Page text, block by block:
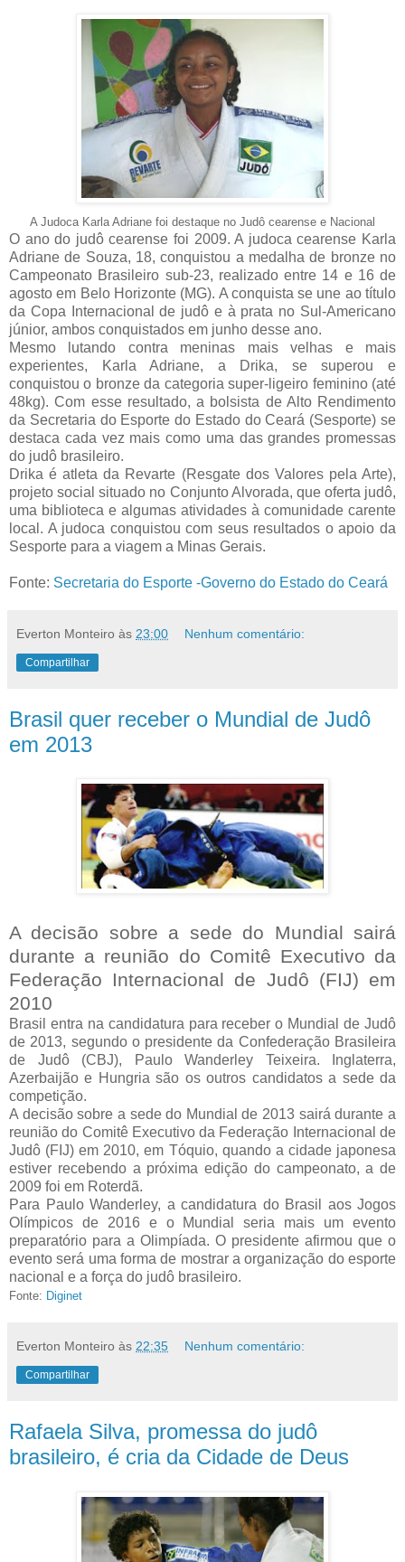
A Judoca Karla Adriane foi destaque no Judô cearense e Nacional
O ano do judô cearense foi 2009. A judoca cearense Karla
Adriane de Souza, 18, conquistou a medalha de bronze no
Campeonato Brasileiro sub-23, realizado entre 14 e 16 de
agosto em Belo Horizonte (MG). A conquista se une ao título
da Copa Internacional de judô e à prata no Sul-Americano
júnior, ambos conquistados em junho desse ano.
Mesmo lutando contra meninas mais velhas e mais
experientes, Karla Adriane, a Drika, se superou e
conquistou o bronze da categoria super-ligeiro feminino (até
48kg). Com esse resultado, a bolsista de Alto Rendimento
da Secretaria do Esporte do Estado do Ceará (Sesporte) se
destaca cada vez mais como uma das grandes promessas
do judô brasileiro.
Drika é atleta da Revarte (Resgate dos Valores pela Arte),
projeto social situado no Conjunto Alvorada, que oferta judô,
uma biblioteca e algumas atividades à comunidade carente
local. A judoca conquistou com seus resultados o apoio da
Sesporte para a viagem a Minas Gerais.
Fonte: Secretaria do Esporte -Governo do Estado do Ceará
Everton Monteiro às 23:00 Nenhum comentário:
Compartilhar
Brasil quer receber o Mundial de Judô
em 2013
A decisão sobre a sede do Mundial sairá
durante a reunião do Comitê Executivo da
Federação Internacional de Judô (FIJ) em
2010
Brasil entra na candidatura para receber o Mundial de Judô
de 2013, segundo o presidente da Confederação Brasileira
de Judô (CBJ), Paulo Wanderley Teixeira. Inglaterra,
Azerbaijão e Hungria são os outros candidatos a sede da
competição.
A decisão sobre a sede do Mundial de 2013 sairá durante a
reunião do Comitê Executivo da Federação Internacional de
Judô (FIJ) em 2010, em Tóquio, quando a cidade japonesa
estiver recebendo a próxima edição do campeonato, a de
2009 foi em Roterdã.
Para Paulo Wanderley, a candidatura do Brasil aos Jogos
Olímpicos de 2016 e o Mundial seria mais um evento
preparatório para a Olimpíada. O presidente afirmou que o
evento será uma forma de mostrar a organização do esporte
nacional e a força do judô brasileiro.
Fonte: Diginet
Everton Monteiro às 22:35 Nenhum comentário:
Compartilhar
Rafaela Silva, promessa do judô
brasileiro, é cria da Cidade de Deus